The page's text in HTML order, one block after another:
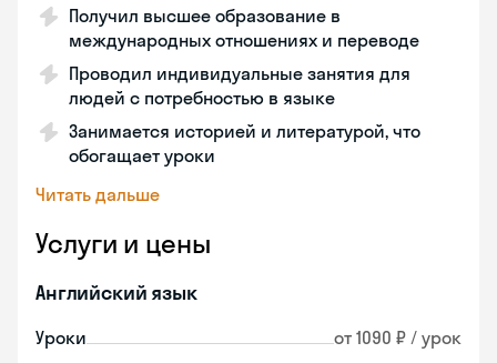
Получил высшее образование в
международных отношениях и переводе
Проводил индивидуальные занятия для
людей с потребностью в языке
Занимается историей и литературой, что
обогащает уроки
Читать дальше
Услуги и цены
Английский язык
Уроки от 1090 ₽ / урок